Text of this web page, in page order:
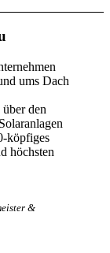
ums Dach
den
köpfiges
höchsten
&